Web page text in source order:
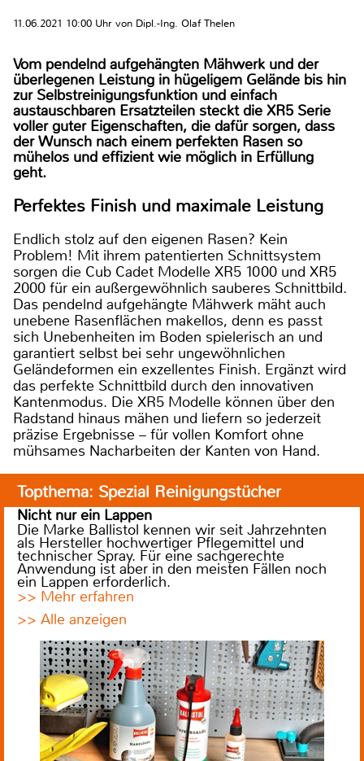
11.06.2021 10:00 Uhr von Dipl.-Ing. Olaf Thelen
Vom pendelnd aufgehängten Mähwerk und der
überlegenen Leistung in hügeligem Gelände bis hin
zur Selbstreinigungsfunktion und einfach
austauschbaren Ersatzteilen steckt die XR5 Serie
voller guter Eigenschaften, die dafür sorgen, dass
der Wunsch nach einem perfekten Rasen so
mühelos und effizient wie möglich in Erfüllung
geht.
Perfektes Finish und maximale Leistung
Endlich stolz auf den eigenen Rasen? Kein
Problem! Mit ihrem patentierten Schnittsystem
sorgen die Cub Cadet Modelle XR5 1000 und XR5
2000 für ein außergewöhnlich sauberes Schnittbild.
Das pendelnd aufgehängte Mähwerk mäht auch
unebene Rasenflächen makellos, denn es passt
sich Unebenheiten im Boden spielerisch an und
garantiert selbst bei sehr ungewöhnlichen
Geländeformen ein exzellentes Finish. Ergänzt wird
das perfekte Schnittbild durch den innovativen
Kantenmodus. Die XR5 Modelle können über den
Radstand hinaus mähen und liefern so jederzeit
präzise Ergebnisse – für vollen Komfort ohne
mühsames Nacharbeiten der Kanten von Hand.
Topthema: Spezial Reinigungstücher
Nicht nur ein Lappen
Die Marke Ballistol kennen wir seit Jahrzehnten
als Hersteller hochwertiger Pflegemittel und
technischer Spray. Für eine sachgerechte
Anwendung ist aber in den meisten Fällen noch
ein Lappen erforderlich.
>> Mehr erfahren
>> Alle anzeigen